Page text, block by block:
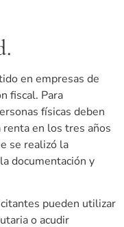
en empresas de
fiscal. Para
físicas deben
en los tres años
se realizó la
documentación y
pueden utilizar
o acudir